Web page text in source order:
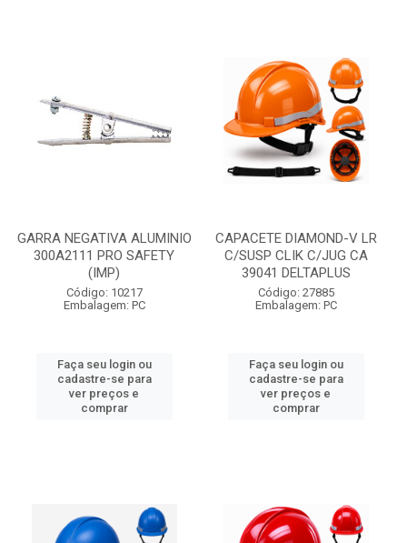
GARRA NEGATIVA ALUMINIO
300A2111 PRO SAFETY
(IMP)
Código: 10217
Embalagem: PC
Faça seu login ou
cadastre-se para
ver preços e
comprar
CAPACETE DIAMOND-V LR
C/SUSP CLIK C/JUG CA
39041 DELTAPLUS
Código: 27885
Embalagem: PC
Faça seu login ou
cadastre-se para
ver preços e
comprar